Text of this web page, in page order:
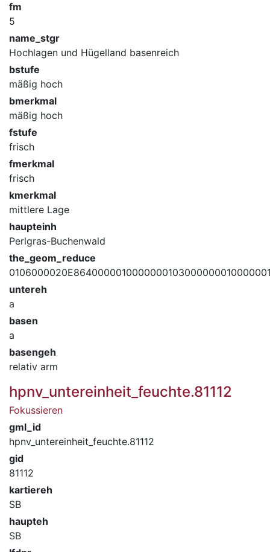
fm
5
name_stgr
Hochlagen und Hügelland basenreich
bstufe
mäßig hoch
bmerkmal
mäßig hoch
fstufe
frisch
fmerkmal
frisch
kmerkmal
mittlere Lage
haupteinh
Perlgras-Buchenwald
the_geom_reduce
untereh
a
basen
a
basengeh
relativ arm
hpnv_untereinheit_feuchte.81112
Fokussieren
gml_id
hpnv_untereinheit_feuchte.81112
gid
81112
kartiereh
SB
haupteh
SB